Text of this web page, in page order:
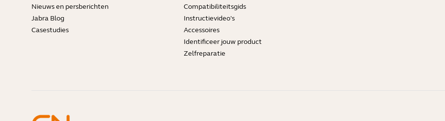
Nieuws en persberichten
Jabra Blog
Casestudies
Compatibiliteitsgids
Instructievideo's
Accessoires
Identificeer jouw product
Zelfreparatie